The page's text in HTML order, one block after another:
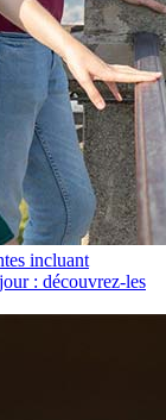
incluant
: découvrez-les